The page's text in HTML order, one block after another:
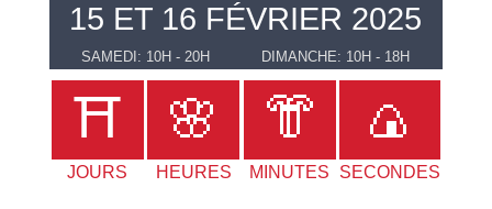
15 ET 16 FÉVRIER 2025
SAMEDI: 10H - 20H DIMANCHE: 10H - 18H
⛩️
JOURS
🌸
HEURES
👘
MINUTES
🍙
SECONDES